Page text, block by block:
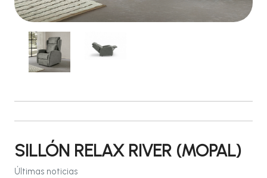
SILLÓN RELAX RIVER (MOPAL)
Últimas noticias